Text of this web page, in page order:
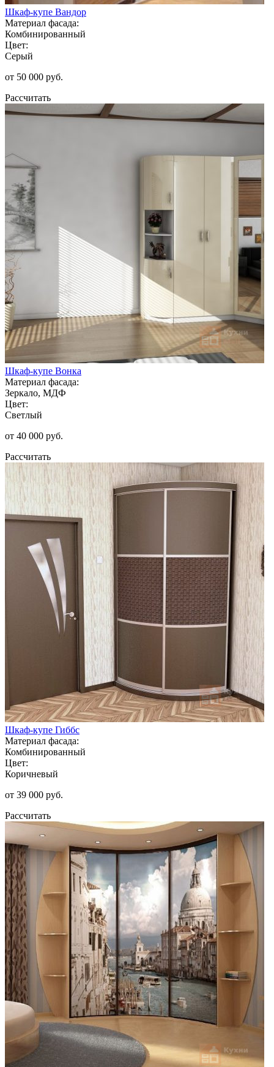
Шкаф-купе Вандор
Материал фасада:
Комбинированный
Цвет:
Серый
от 50 000 руб.
Рассчитать
Шкаф-купе Вонка
Материал фасада:
Зеркало, МДФ
Цвет:
Светлый
от 40 000 руб.
Рассчитать
Шкаф-купе Гиббс
Материал фасада:
Комбинированный
Цвет:
Коричневый
от 39 000 руб.
Рассчитать